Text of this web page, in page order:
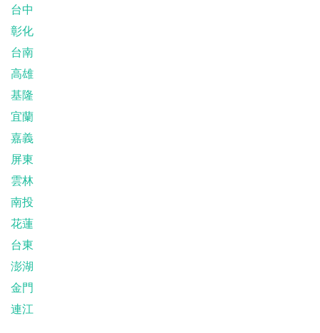
台中
彰化
台南
高雄
基隆
宜蘭
嘉義
屏東
雲林
南投
花蓮
台東
澎湖
金門
連江